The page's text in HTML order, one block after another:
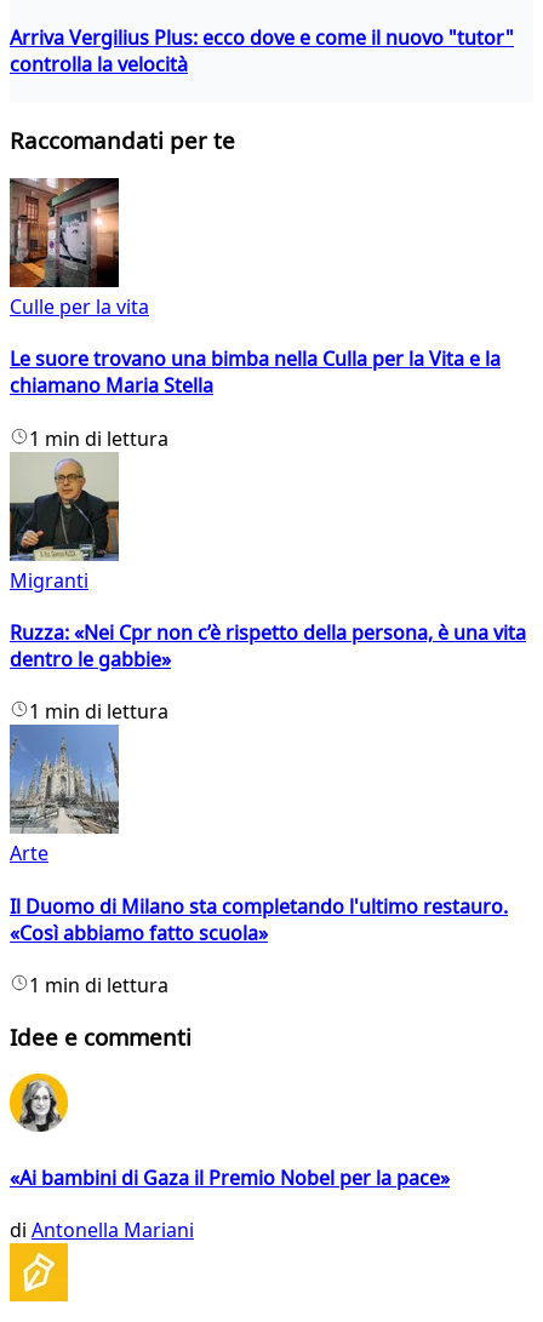
Arriva Vergilius Plus: ecco dove e come il nuovo "tutor"
controlla la velocità
Raccomandati per te
Culle per la vita
Le suore trovano una bimba nella Culla per la Vita e la
chiamano Maria Stella
1 min di lettura
Migranti
Ruzza: «Nei Cpr non c’è rispetto della persona, è una vita
dentro le gabbie»
1 min di lettura
Arte
Il Duomo di Milano sta completando l'ultimo restauro.
«Così abbiamo fatto scuola»
1 min di lettura
Idee e commenti
«Ai bambini di Gaza il Premio Nobel per la pace»
di Antonella Mariani